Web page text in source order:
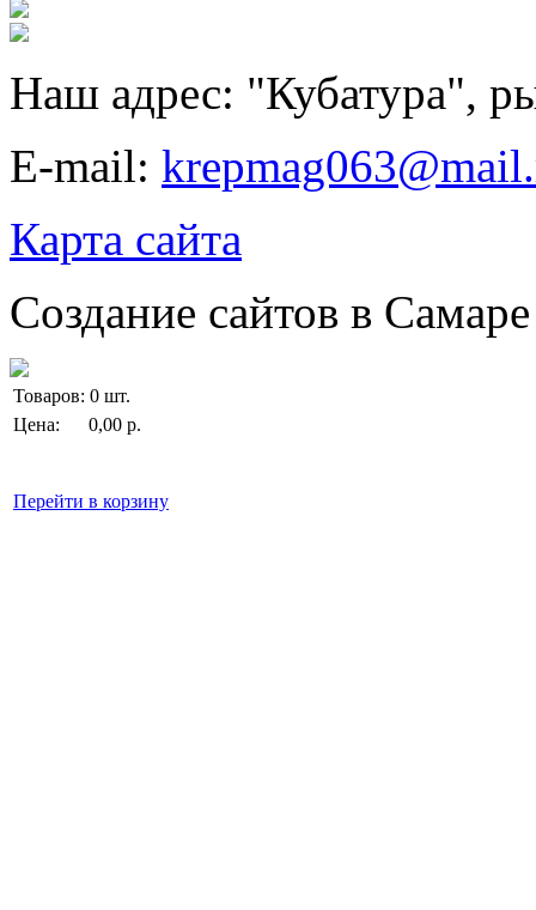
Наш адрес: "Кубатура",
E-mail:
Карта сайта
Создание сайтов в
Товаров: 0 шт.
Цена:
0,00 р.
Перейти в корзину